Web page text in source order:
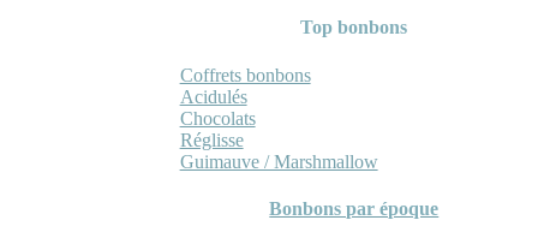
Top bonbons
Coffrets bonbons
Acidulés
Chocolats
Réglisse
Guimauve / Marshmallow
Bonbons par époque